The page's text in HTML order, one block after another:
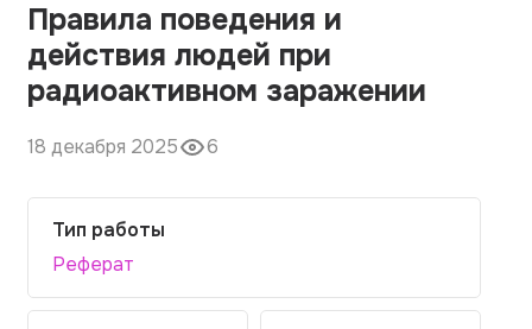
О компании
Наши гарантии
Вопросы и ответы
Контакты
Правила поведения и
действия людей при
радиоактивном заражении
18 декабря 2025 6
Тип работы
Реферат